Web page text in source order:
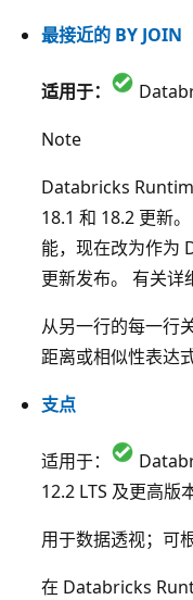
最接近的 BY JOIN
适用于：
Note
Databricks
18.1 和 18.2 更新
能，现在改为作为
更新发布。 有关详
从另一行的每一行
距离或相似性表达
支点
适用于：
12.2 LTS 及更高版
用于数据透视；可
在 Databricks